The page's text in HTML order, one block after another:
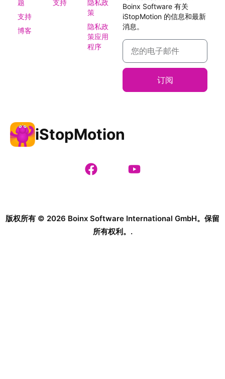
题
支持
博客
支持
隐私政
策
隐私政
策应用
程序
Boinx Software 有关
iStopMotion 的信息和最新
消息。
订阅
iStopMotion
版权所有 © 2026 Boinx Software International GmbH。保留
所有权利。.